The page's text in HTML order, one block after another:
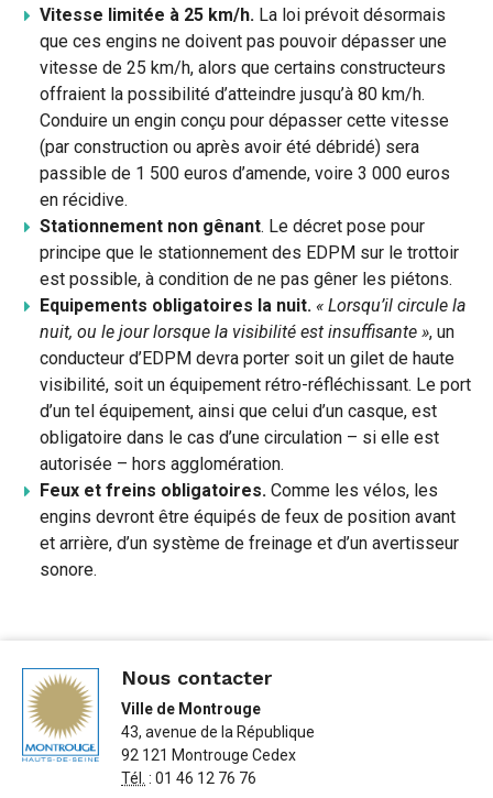
Vitesse limitée à 25 km/h. La loi prévoit désormais
que ces engins ne doivent pas pouvoir dépasser une
vitesse de 25 km/h, alors que certains constructeurs
offraient la possibilité d’atteindre jusqu’à 80 km/h.
Conduire un engin conçu pour dépasser cette vitesse
(par construction ou après avoir été débridé) sera
passible de 1 500 euros d’amende, voire 3 000 euros
en récidive.
Stationnement non gênant. Le décret pose pour
principe que le stationnement des EDPM sur le trottoir
est possible, à condition de ne pas gêner les piétons.
Equipements obligatoires la nuit. « Lorsqu’il circule la
nuit, ou le jour lorsque la visibilité est insuffisante », un
conducteur d’EDPM devra porter soit un gilet de haute
visibilité, soit un équipement rétro-réfléchissant. Le port
d’un tel équipement, ainsi que celui d’un casque, est
obligatoire dans le cas d’une circulation – si elle est
autorisée – hors agglomération.
Feux et freins obligatoires. Comme les vélos, les
engins devront être équipés de feux de position avant
et arrière, d’un système de freinage et d’un avertisseur
sonore.
Nous contacter
Ville de Montrouge
43, avenue de la République
92 121 Montrouge Cedex
Tél.
: 01 46 12 76 76